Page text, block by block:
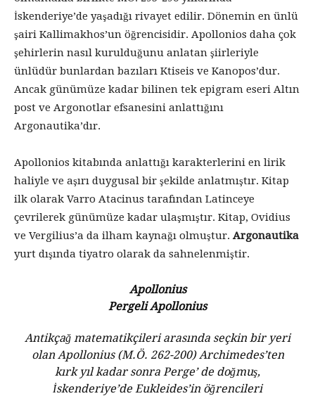
İskenderiye’de yaşadığı rivayet edilir. Dönemin en ünlü
şairi Kallimakhos’un öğrencisidir. Apollonios daha çok
şehirlerin nasıl kurulduğunu anlatan şiirleriyle
ünlüdür bunlardan bazıları Ktiseis ve Kanopos’dur.
Ancak günümüze kadar bilinen tek epigram eseri Altın
post ve Argonotlar efsanesini anlattığını
Argonautika’dır.
Apollonios kitabında anlattığı karakterlerini en lirik
haliyle ve aşırı duygusal bir şekilde anlatmıştır. Kitap
ilk olarak Varro Atacinus tarafından Latinceye
çevrilerek günümüze kadar ulaşmıştır. Kitap, Ovidius
ve Vergilius’a da ilham kaynağı olmuştur. Argonautika
yurt dışında tiyatro olarak da sahnelenmiştir.
Apollonius
Pergeli Apollonius
Antikçağ matematikçileri arasında seçkin bir yeri
olan Apollonius (M.Ö. 262-200) Archimedes’ten
kırk yıl kadar sonra Perge’ de doğmuş,
İskenderiye’de Eukleides’in öğrencileri